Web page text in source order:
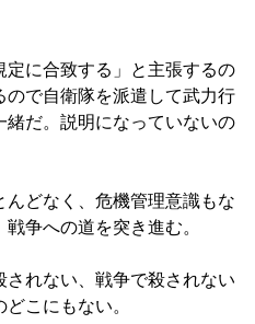
に合致する」と主張するの
で自衛隊を派遣して武力行
だ。説明になっていないの
どなく、危機管理意識もな
争への道を突き進む。
れない、戦争で殺されない
こにもない。